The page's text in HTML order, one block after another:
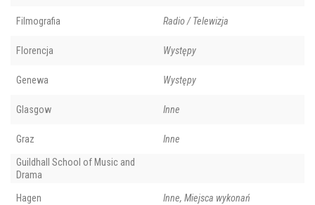
Filmografia Radio / Telewizja
Florencja Występy
Genewa Występy
Glasgow Inne
Graz Inne
Guildhall School of Music and
Drama
Hagen Inne, Miejsca wykonań